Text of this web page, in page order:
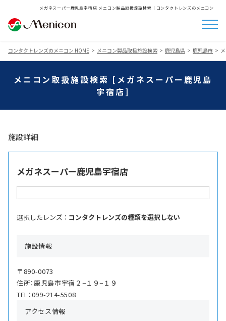
メガネスーパー鹿児島宇宿店 メニコン製品取扱施設検索│コンタクトレンズのメニコン
コンタクトレンズのメニコン HOME メニコン製品取扱施設検索 鹿児島県 鹿児島市
メニコン取扱施設検索 [メガネスーパー鹿児島
宇宿店]
施設詳細
メガネスーパー鹿児島宇宿店
選択したレンズ ： コンタクトレンズの種類を選択しない
施設情報
〒890-0073
住所：鹿児島市宇宿２−１９−１９
TEL：099-214-5508
アクセス情報